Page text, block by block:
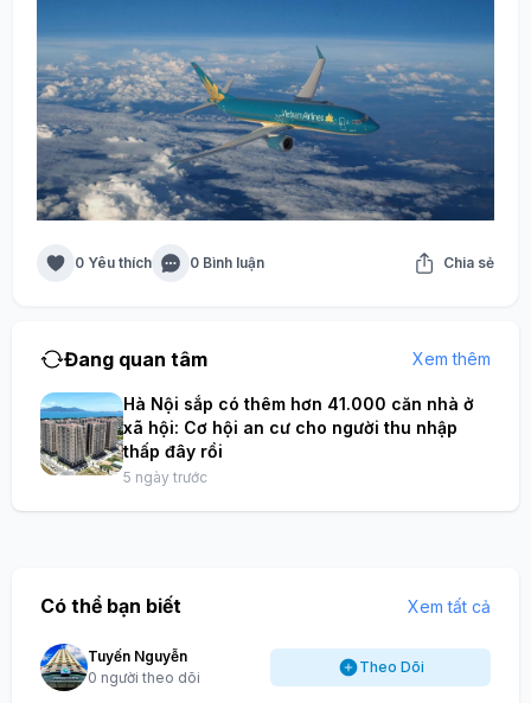
0 Yêu thích 0 Bình luận Chia sẻ
Đang quan tâm Xem thêm
Hà Nội sắp có thêm hơn 41.000 căn nhà ở
xã hội: Cơ hội an cư cho người thu nhập
thấp đây rồi
5 ngày trước
Có thể bạn biết Xem tất cả
Tuyến Nguyễn
0 người theo dõi
Theo Dõi